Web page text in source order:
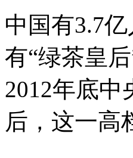
中国有3.7
有“绿茶皇
2012年底
后，这一高